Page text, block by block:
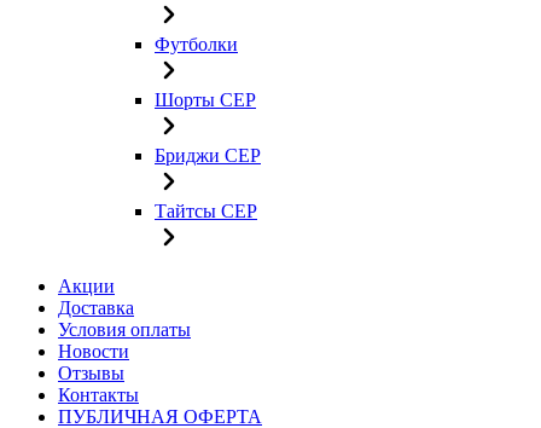
Футболки
Шорты CEP
Бриджи CEP
Тайтсы CEP
Акции
Доставка
Условия оплаты
Новости
Отзывы
Контакты
ПУБЛИЧНАЯ ОФЕРТА